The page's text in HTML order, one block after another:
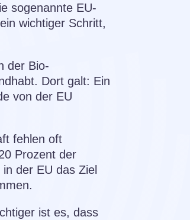
sogenannte EU-
wichtiger Schritt,
der Bio-
Dort galt: Ein
von der EU
fehlen oft
Prozent der
der EU das Ziel
ist es, dass